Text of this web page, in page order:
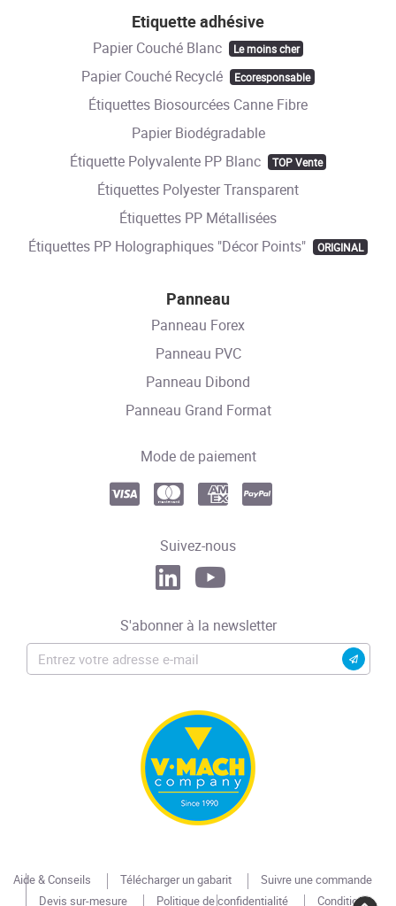
Etiquette adhésive
Papier Couché Blanc Le moins cher
Papier Couché Recyclé Ecoresponsable
Étiquettes Biosourcées Canne Fibre
Papier Biodégradable
Étiquette Polyvalente PP Blanc
TOP Vente
Étiquettes Polyester Transparent
Étiquettes PP Métallisées
Étiquettes PP Holographiques "Décor Points"
ORIGINAL
Panneau
Panneau Forex
Panneau PVC
Panneau Dibond
Panneau Grand Format
Mode de paiement
Suivez-nous
S'abonner à la newsletter
Aide & Conseils Télécharger un gabarit
Suivre une commande
Devis sur-mesure
Politique de confidentialité Conditions